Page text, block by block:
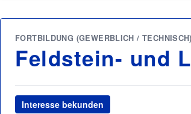
FORTBILDUNG (GEWERBLICH / TECHNISCH)
Feldstein- und
Interesse bekunden